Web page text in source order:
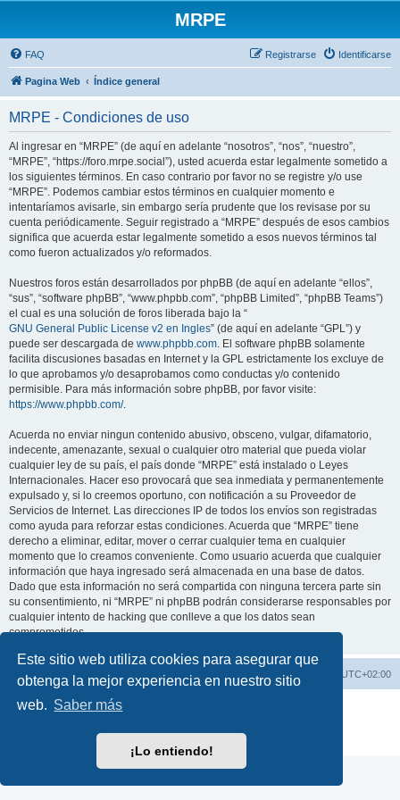
Este sitio web utiliza cookies para asegurar que
obtenga la mejor experiencia en nuestro sitio
web. Saber más
¡Lo entiendo!
MRPE
FAQ Identificarse
Registrarse
Pagina Web Índice general
MRPE - Condiciones de uso
Al ingresar en “MRPE” (de aquí en adelante “nosotros”, “nos”, “nuestro”,
“MRPE”, “https://foro.mrpe.social”), usted acuerda estar legalmente sometido a
los siguientes términos. En caso contrario por favor no se registre y/o use
“MRPE”. Podemos cambiar estos términos en cualquier momento e
intentaríamos avisarle, sin embargo sería prudente que los revisase por su
cuenta periódicamente. Seguir registrado a “MRPE” después de esos cambios
significa que acuerda estar legalmente sometido a esos nuevos términos tal
como fueron actualizados y/o reformados.
Nuestros foros están desarrollados por phpBB (de aquí en adelante “ellos”,
“sus”, “software phpBB”, “www.phpbb.com”, “phpBB Limited”, “phpBB Teams”)
el cual es una solución de foros liberada bajo la “
GNU General Public License v2 en Ingles” (de aquí en adelante “GPL”) y
puede ser descargada de www.phpbb.com. El software phpBB solamente
facilita discusiones basadas en Internet y la GPL estrictamente los excluye de
lo que aprobamos y/o desaprobamos como conductas y/o contenido
permisible. Para más información sobre phpBB, por favor visite:
https://www.phpbb.com/.
Acuerda no enviar ningun contenido abusivo, obsceno, vulgar, difamatorio,
indecente, amenazante, sexual o cualquier otro material que pueda violar
cualquier ley de su país, el país donde “MRPE” está instalado o Leyes
Internacionales. Hacer eso provocará que sea inmediata y permanentemente
expulsado y, si lo creemos oportuno, con notificación a su Proveedor de
Servicios de Internet. Las direcciones IP de todos los envíos son registradas
como ayuda para reforzar estas condiciones. Acuerda que “MRPE” tiene
derecho a eliminar, editar, mover o cerrar cualquier tema en cualquier
momento que lo creamos conveniente. Como usuario acuerda que cualquier
información que haya ingresado será almacenada en una base de datos.
Dado que esta información no será compartida con ninguna tercera parte sin
su consentimiento, ni “MRPE” ni phpBB podrán considerarse responsables por
cualquier intento de hacking que conlleve a que los datos sean
comprometidos.
Pagina Web Índice general Todos los horarios son UTC+02:00
Desarrollado por
Condiciones